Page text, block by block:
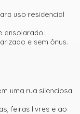
uso residencial
ensolarado.
e sem ônus.
uma rua silenciosa
feiras livres e ao